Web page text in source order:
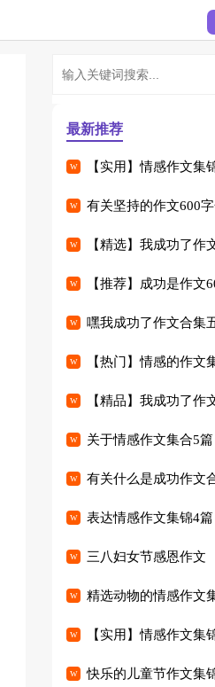
最新推荐
【实用】情感作文集
有关坚持的作文600
【精选】我成功了作
【推荐】成功是作文
嘿我成功了作文合集
【热门】情感的作文
【精品】我成功了作
关于情感作文集合5篇
有关什么是成功作文
表达情感作文集锦4篇
三八妇女节感恩作文
精选动物的情感作文
【实用】情感作文集
快乐的儿童节作文集